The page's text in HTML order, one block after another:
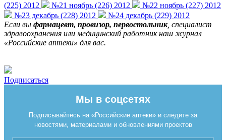
(225) 2012
№21 ноябрь (226) 2012
№22 ноябрь (227) 2012
№23 декабрь (228) 2012
№24 декабрь (229) 2012
Если вы фармацевт, провизор, первостольник, специалист
здравоохранения или медицинский работник наш журнал
«Российские аптеки» для вас.
Подписаться
Мы в соцсетях
Подписывайтесь на «Российские аптеки» и следите за
новостями, материалами и обновлениями проектов